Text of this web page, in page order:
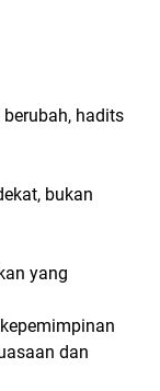
hadits
bukan
yang
dan